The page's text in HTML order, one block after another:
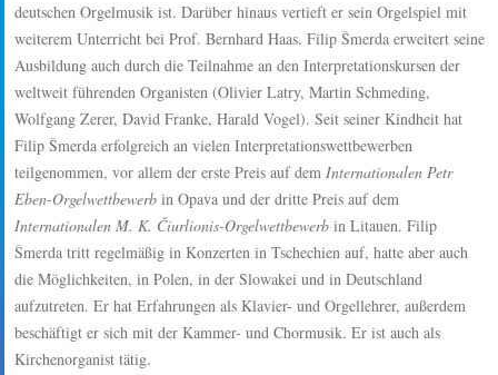
deutschen Orgelmusik ist. Darüber hinaus vertieft er sein Orgelspiel mit
weiterem Unterricht bei Prof. Bernhard Haas. Filip Šmerda erweitert seine
Ausbildung auch durch die Teilnahme an den Interpretationskursen der
weltweit führenden Organisten (Olivier Latry, Martin Schmeding,
Wolfgang Zerer, David Franke, Harald Vogel). Seit seiner Kindheit hat
Filip Šmerda erfolgreich an vielen Interpretationswettbewerben
teilgenommen, vor allem der erste Preis auf dem Internationalen Petr
Eben-Orgelwettbewerbin Opava und der dritte Preis auf dem
Internationalen M. K. Čiurlionis-Orgelwettbewerbin Litauen. Filip
Šmerda tritt regelmäßig in Konzerten in Tschechien auf, hatte aber auch
die Möglichkeiten, in Polen, in der Slowakei und in Deutschland
aufzutreten. Er hat Erfahrungen als Klavier- und Orgellehrer, außerdem
beschäftigt er sich mit der Kammer- und Chormusik. Er ist auch als
Kirchenorganist tätig.